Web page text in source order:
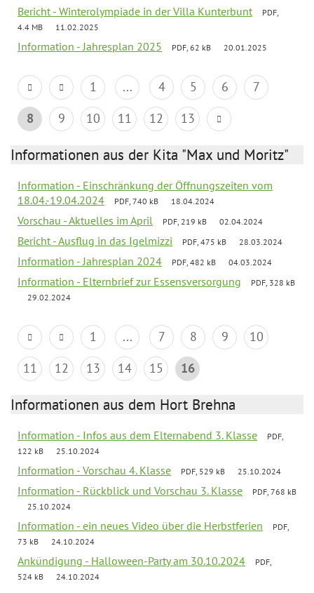
Bericht - Winterolympiade in der Villa Kunterbunt
PDF,
4.4 MB
11.02.2025
Information - Jahresplan 2025 PDF, 62 kB 20.01.2025
1 ... 4 5 6
7
8
9 10 11 12 13
Informationen aus der Kita "Max und Moritz"
Information - Einschränkung der Öffnungszeiten vom
18.04.-19.04.2024
PDF, 740 kB 18.04.2024
Vorschau - Aktuelles im April PDF, 219 kB 02.04.2024
Bericht - Ausflug in das Igelmizzi PDF, 475 kB 28.03.2024
Information - Jahresplan 2024 PDF, 482 kB 04.03.2024
Information - Elternbrief zur Essensversorgung
PDF, 328 kB
29.02.2024
1 ... 7 8 9
10
11
12 13 14 15 16
Informationen aus dem Hort Brehna
Information - Infos aus dem Elternabend 3. Klasse
PDF,
122 kB
25.10.2024
Information - Vorschau 4. Klasse PDF, 529 kB 25.10.2024
Information - Rückblick und Vorschau 3. Klasse
PDF, 768 kB
25.10.2024
Information - ein neues Video über die Herbstferien
PDF,
73 kB
24.10.2024
Ankündigung - Halloween-Party am 30.10.2024
PDF,
524 kB
24.10.2024